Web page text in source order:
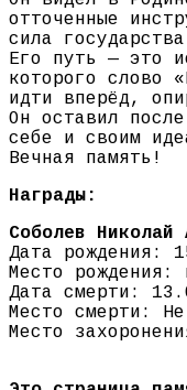
отточенные
сила
Его путь — это
которого слово
идти вперёд,
Он оставил
себе и своим
Вечная память!
Награды:
Соболев Николай
Дата рождения:
Место рождения:
Дата смерти:
Место смерти:
Место